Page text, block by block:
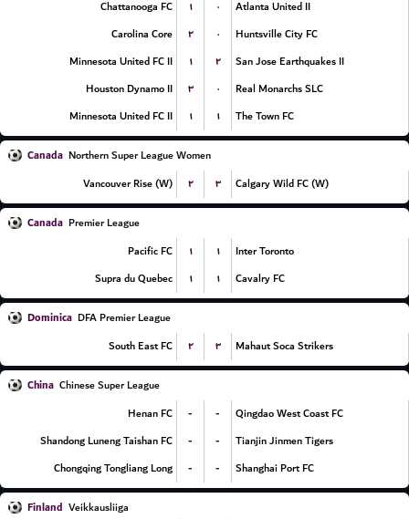
Chattanooga FC ۱ ۰
Atlanta United II
Carolina Core
۲ ۰
Huntsville City FC
Minnesota United FC II
۱ ۲
San Jose Earthquakes II
Houston Dynamo II
۳ ۰
Real Monarchs SLC
Minnesota United FC II
۱ ۱ The Town FC
Canada Northern Super League Women
Vancouver Rise (W)
۲ ۳ Calgary Wild FC (W)
Canada Premier League
Pacific FC
۱ ۱
Inter Toronto
Supra du Quebec
۱ ۱ Cavalry FC
Dominica DFA Premier League
South East FC
۲ ۳ Mahaut Soca Strikers
China Chinese Super League
Henan FC
- -
Qingdao West Coast FC
Shandong Luneng Taishan FC
- -
Tianjin Jinmen Tigers
Chongqing Tongliang Long
- - Shanghai Port FC
Finland Veikkausliiga